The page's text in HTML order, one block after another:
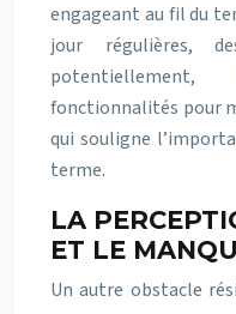
engageant au fil du
jour régulières,
fonctionnalités pour
qui souligne
terme.
LA
ET LE
Un autre obstacle